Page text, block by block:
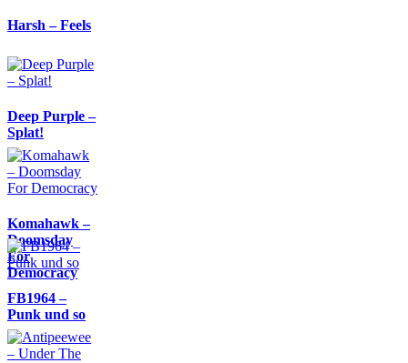
Harsh – Feels
Deep Purple –
Splat!
Komahawk –
Doomsday
For
Democracy
FB1964 –
Punk und so